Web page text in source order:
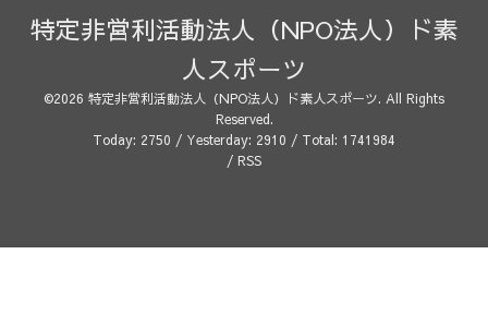
特定非営利活動法人（NPO法人）ド素
人スポーツ
©2026 特定非営利活動法人（NPO法人）ド素人スポーツ. All Rights
Reserved.
Today: 2750 / Yesterday: 2910 / Total: 1741984
/ RSS